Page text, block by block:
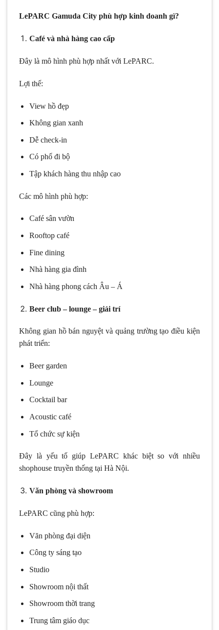
LePARC Gamuda City phù hợp kinh doanh gì?
Café và nhà hàng cao cấp
Đây là mô hình phù hợp nhất với LePARC.
Lợi thế:
View hồ đẹp
Không gian xanh
Dễ check-in
Có phố đi bộ
Tập khách hàng thu nhập cao
Các mô hình phù hợp:
Café sân vườn
Rooftop café
Fine dining
Nhà hàng gia đình
Nhà hàng phong cách Âu – Á
Beer club – lounge – giải trí
Không gian hồ bán nguyệt và quảng trường tạo điều kiện
phát triển:
Beer garden
Lounge
Cocktail bar
Acoustic café
Tổ chức sự kiện
Đây là yếu tố giúp LePARC khác biệt so với nhiều
shophouse truyền thống tại Hà Nội.
Văn phòng và showroom
LePARC cũng phù hợp:
Văn phòng đại diện
Công ty sáng tạo
Studio
Showroom nội thất
Showroom thời trang
Trung tâm giáo dục